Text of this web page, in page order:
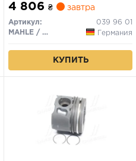
4 806 ₴ завтра
Артикул:
039 96 01
MAHLE / KNECHT
Германия
КУПИТЬ